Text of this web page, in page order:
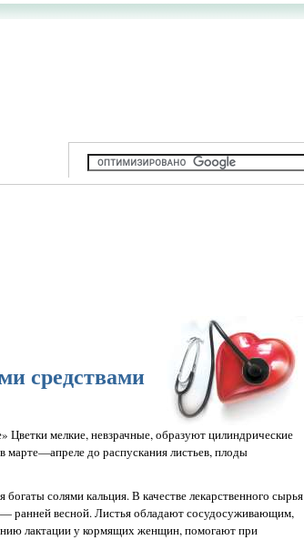
средствами
мелкие, невзрачные, образуют цилиндрические
до распускания листьев, плоды
солями кальция. В качестве лекарственного сырья
ранней весной. Листья обладают сосудосуживающим,
лактации у кормящих женщин, помогают при